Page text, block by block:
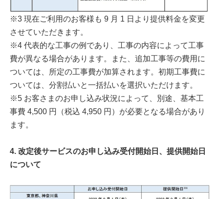
※3 現在ご利用のお客様も 9 月 1 日より提供料金を変更
させていただきます。
※4 代表的な工事の例であり、工事の内容によって工事
費が異なる場合があります。また、追加工事等の費用に
ついては、所定の工事費が加算されます。初期工事費に
ついては、分割払いと一括払いを選択いただけます。
※5 お客さまのお申し込み状況によって、別途、基本工
事費 4,500 円（税込 4,950 円）が必要となる場合があり
ます。
4. 改定後サービスのお申し込み受付開始日、提供開始日
について